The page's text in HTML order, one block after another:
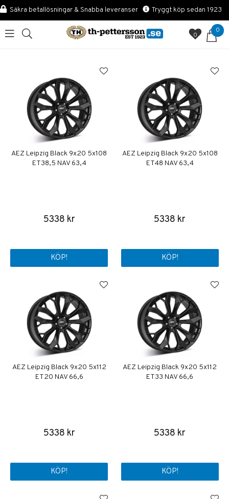
Säkra betallösningar & Snabba leveranser Tryggt köp sedan 1923
0
0
AEZ Leipzig Black 9x20 5x108
ET38,5 NAV 63,4
5338 kr
KÖP!
AEZ Leipzig Black 9x20 5x108
ET48 NAV 63,4
5338 kr
KÖP!
AEZ Leipzig Black 9x20 5x112
ET20 NAV 66,6
5338 kr
KÖP!
AEZ Leipzig Black 9x20 5x112
ET33 NAV 66,6
5338 kr
KÖP!